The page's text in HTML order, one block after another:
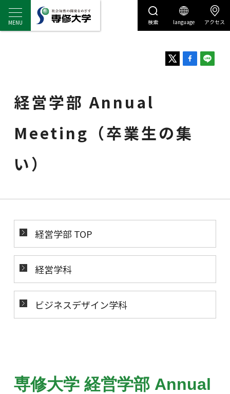
検索 language アクセス
センディナビ センディナビTOP
経営学部 Annual
Meeting（卒業生の集
い）
経営学部 TOP
経営学科
ビジネスデザイン学科
専修大学 経営学部 Annual